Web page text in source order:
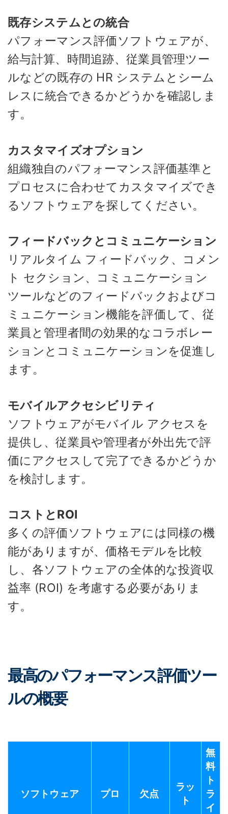
既存システムとの統合
パフォーマンス評価ソフトウェアが、
給与計算、時間追跡、従業員管理ツー
ルなどの既存の HR システムとシーム
レスに統合できるかどうかを確認しま
す。
カスタマイズオプション
組織独自のパフォーマンス評価基準と
プロセスに合わせてカスタマイズでき
るソフトウェアを探してください。
フィードバックとコミュニケーション
リアルタイム フィードバック、コメン
ト セクション、コミュニケーション
ツールなどのフィードバックおよびコ
ミュニケーション機能を評価して、従
業員と管理者間の効果的なコラボレー
ションとコミュニケーションを促進し
ます。
モバイルアクセシビリティ
ソフトウェアがモバイル アクセスを
提供し、従業員や管理者が外出先で評
価にアクセスして完了できるかどうか
を検討します。
コストとROI
多くの評価ソフトウェアには同様の機
能がありますが、価格モデルを比較
し、各ソフトウェアの全体的な投資収
益率 (ROI) を考慮する必要がありま
す。
最高のパフォーマンス評価ツー
ルの概要
ソフトウェア プロ 欠点
ラッ
ト
無
料
ト
ラ
イ